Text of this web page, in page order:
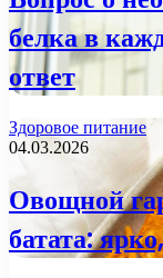
белка в
ответ
Здоровое питание
04.03.2026
Овощной
батата: